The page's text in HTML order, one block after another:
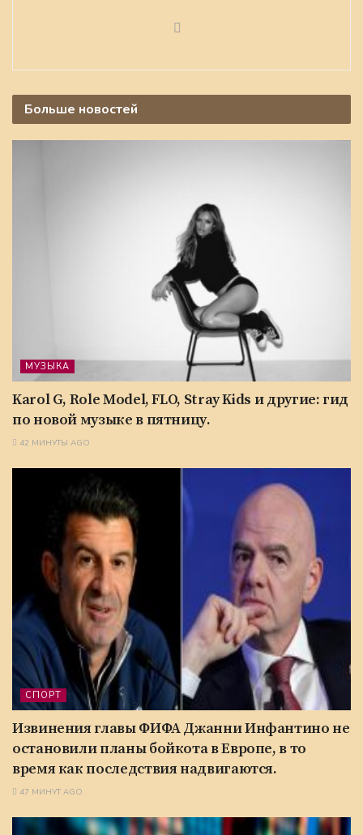
Больше новостей
МУЗЫКА
Karol G, Role Model, FLO, Stray Kids и другие: гид
по новой музыке в пятницу.
42 МИНУТЫ AGO
СПОРТ
Извинения главы ФИФА Джанни Инфантино не
остановили планы бойкота в Европе, в то
время как последствия надвигаются.
47 МИНУТ AGO